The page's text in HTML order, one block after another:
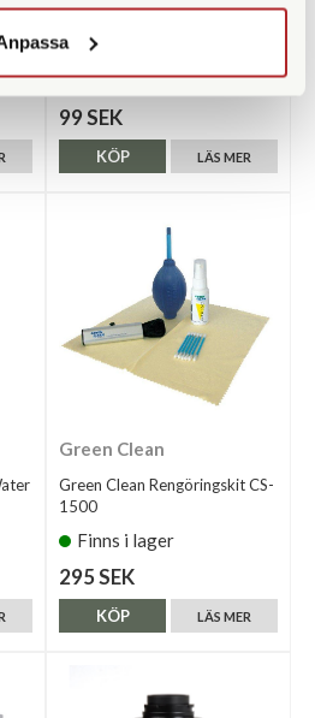
Finns i lager
99 SEK
LÄS MER
KÖP
Green Clean
Green Clean Rengöringskit CS-
1500
Finns i lager
295 SEK
LÄS MER
KÖP